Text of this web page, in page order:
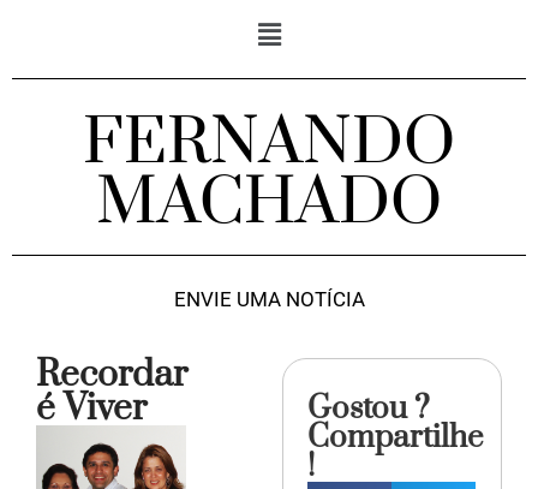
FERNANDO
MACHADO
ENVIE UMA NOTÍCIA
Recordar
é Viver Gostou ?
Compartilhe
!